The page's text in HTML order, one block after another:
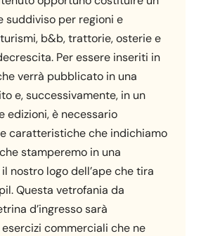
suddiviso per regioni e
b&b, trattorie, osterie e
Per essere inseriti in
verrà pubblicato in una
e, successivamente, in un
edizioni, è necessario
caratteristiche che indichiamo
stamperemo in una
nostro logo dell’ape che tira
Questa vetrofania da
d’ingresso sarà
commerciali che ne